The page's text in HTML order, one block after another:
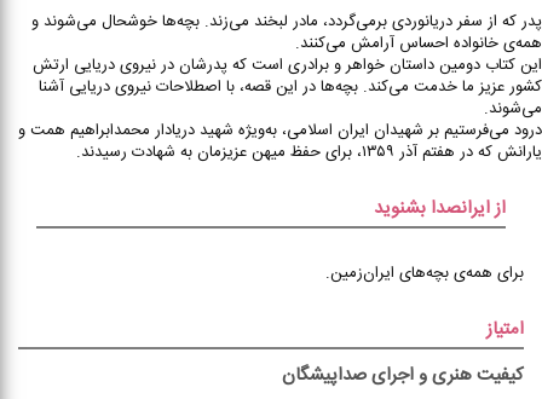
پدر که از سفر دریانوردی برمی‌گردد، مادر لبخند می‌زند. بچه‌ها خوشحال می‌شوند و
همه‌ی خانواده احساس آرامش می‌کنند.
این کتاب دومین داستان خواهر و برادری است که پدرشان در نیروی دریایی ارتش
کشور عزیز ما خدمت می‌کند. بچه‌ها در این قصه، با اصطلاحات نیروی دریایی آشنا
می‌شوند.
درود می‌فرستیم بر شهیدان ایران اسلامی، به‌ویژه شهید دریادار محمدابراهیم همت و
یارانش که در هفتم آذر ۱۳۵۹، برای حفظ میهن عزیزمان به شهادت رسیدند.
از ایرانصدا بشنوید
برای همه‌ی بچه‌های ایران‌زمین.
امتیاز
کیفیت هنری و اجرای صداپیشگان